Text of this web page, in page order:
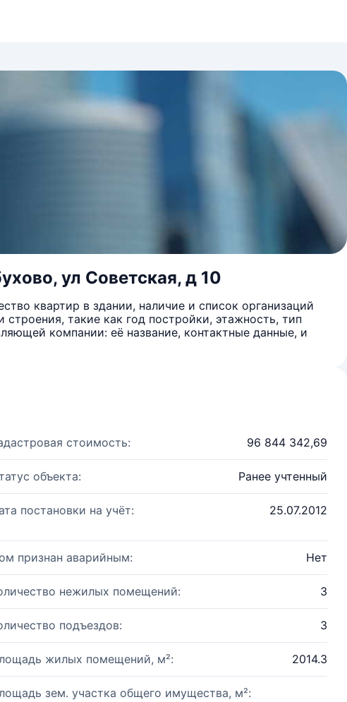
ул Советская, д 10
квартир в здании, наличие и список организаций
такие как год постройки, этажность, тип
компании: её название, контактные данные, и
стоимость: 96 844 342,69
объекта: Ранее учтенный
постановки на учёт: 25.07.2012
признан аварийным: Нет
нежилых помещений: 3
подъездов: 3
жилых помещений, м²: 2014.3
зем. участка общего имущества, м²: